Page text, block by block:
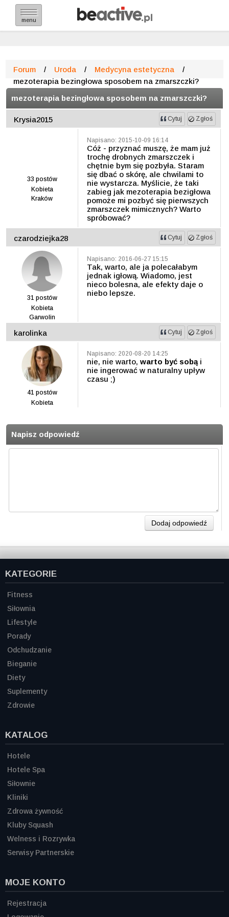
menu
Forum / Uroda / Medycyna estetyczna
/
mezoterapia bezingłowa sposobem na zmarszczki?
mezoterapia bezingłowa sposobem na zmarszczki?
Krysia2015 Zgłoś
Cytuj
33 postów
Kobieta
Kraków
Napisano: 2015-10-09 16:14
Cóż - przyznać muszę, że mam już
trochę drobnych zmarszczek i
chętnie bym się pozbyła. Staram
się dbać o skórę, ale chwilami to
nie wystarcza. Myślicie, że taki
zabieg jak mezoterapia bezigłowa
pomoże mi pozbyć się pierwszych
zmarszczek mimicznych? Warto
spróbować?
czarodziejka28 Zgłoś
Cytuj
31 postów
Kobieta
Garwolin
Napisano: 2016-06-27 15:15
Tak, warto, ale ja polecałabym
jednak igłową. Wiadomo, jest
nieco bolesna, ale efekty daje o
niebo lepsze.
karolinka Zgłoś
Cytuj
41 postów
Kobieta
Napisano: 2020-08-20 14:25
nie, nie warto, warto być sobą i
nie ingerować w naturalny upływ
czasu ;)
Napisz odpowiedź
Dodaj odpowiedź
KATEGORIE
Fitness
Siłownia
Lifestyle
Porady
Odchudzanie
Bieganie
Diety
Suplementy
Zdrowie
KATALOG
Hotele
Hotele Spa
Siłownie
Kliniki
Zdrowa żywność
Kluby Squash
Welness i Rozrywka
Serwisy Partnerskie
MOJE KONTO
Rejestracja